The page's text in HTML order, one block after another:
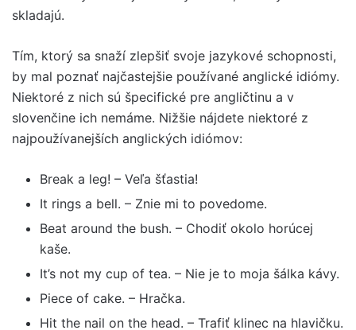
skladajú.
Tím, ktorý sa snaží zlepšiť svoje jazykové schopnosti,
by mal poznať najčastejšie používané anglické idiómy.
Niektoré z nich sú špecifické pre angličtinu a v
slovenčine ich nemáme. Nižšie nájdete niektoré z
najpoužívanejších anglických idiómov:
Break a leg! – Veľa šťastia!
It rings a bell. – Znie mi to povedome.
Beat around the bush. – Chodiť okolo horúcej
kaše.
It’s not my cup of tea. – Nie je to moja šálka kávy.
Piece of cake. – Hračka.
Hit the nail on the head. – Trafiť klinec na hlavičku.